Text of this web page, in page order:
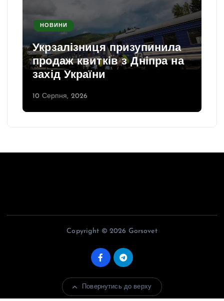
НОВИНИ
Укрзалізниця призупинила
продаж квитків з Дніпра на
захід України
10 Серпня, 2026
Copyright © 2026 Gorsovet
Повернутись до верху